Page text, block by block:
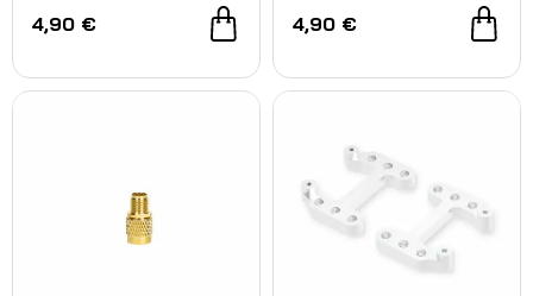
4,90 € 4,90 €